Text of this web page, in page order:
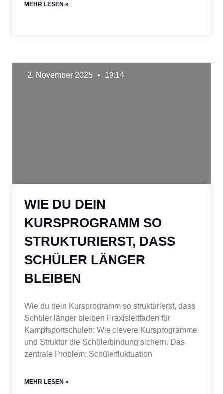
MEHR LESEN »
WIE DU DEIN
KURSPROGRAMM SO
STRUKTURIERST, DASS
SCHÜLER LÄNGER
BLEIBEN
Wie du dein Kursprogramm so strukturierst, dass
Schüler länger bleiben Praxisleitfaden für
Kampfsportschulen: Wie clevere Kursprogramme
und Struktur die Schülerbindung sichern. Das
zentrale Problem: Schülerfluktuation
MEHR LESEN »
2. November 2025 19:14